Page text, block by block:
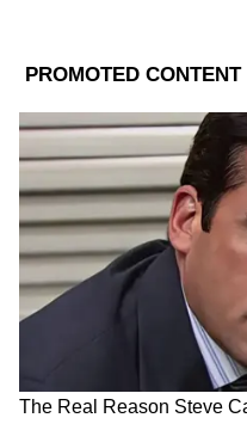
Image Credit :Getty
রাজ্যে রাজনৈতিক
একাধিক
জল্পনা জোরদার
আলোচনা শুরু হয়েছে